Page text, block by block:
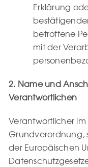
Erklärung
betroffene
mit der
2. Name und
Verantwortlichen
Verantwortlicher
Grundverordnung,
der Europäischen